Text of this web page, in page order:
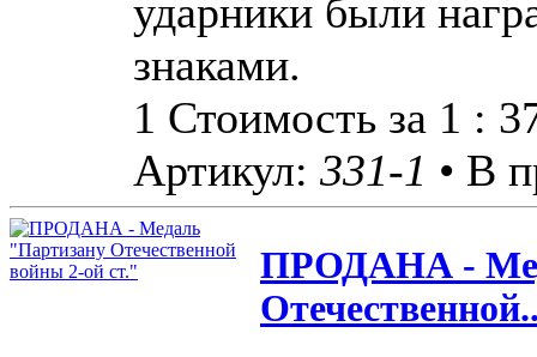
ударники были
знаками.
1 Стоимость за 1 :
Артикул: 331-1 • В
ПРОДАНА -